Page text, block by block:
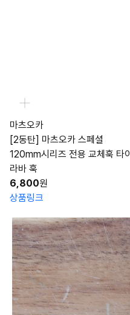
마츠오카
[2동탄] 마츠오카 스페셜
120mm시리즈 전용 교체훅 타이
라바 훅
6,800원
상품링크